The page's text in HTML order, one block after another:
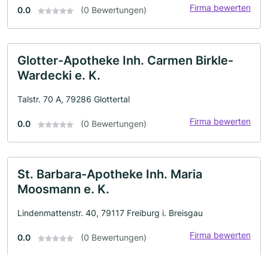
0.0 (0 Bewertungen) Firma bewerten
Glotter-Apotheke Inh. Carmen Birkle-
Wardecki e. K.
Talstr. 70 A, 79286 Glottertal
0.0 (0 Bewertungen) Firma bewerten
St. Barbara-Apotheke Inh. Maria
Moosmann e. K.
Lindenmattenstr. 40, 79117 Freiburg i. Breisgau
0.0 (0 Bewertungen) Firma bewerten